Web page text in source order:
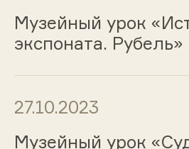
Музейный урок
экспоната. Рубель»
27.10.2023
Музейный урок